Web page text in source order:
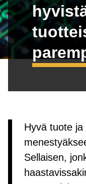
Hyvä tuote
Sellaisen,